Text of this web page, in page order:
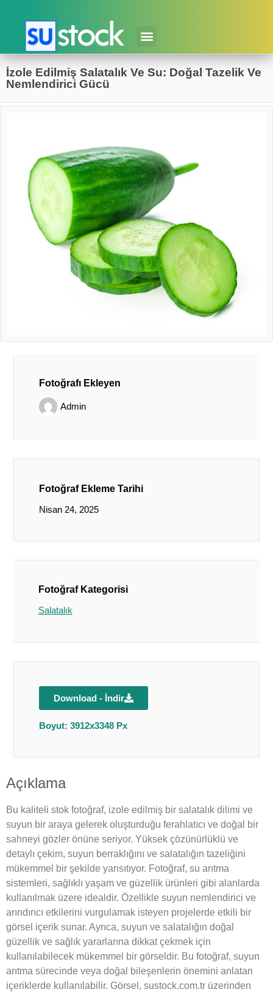
İzole Edilmiş Salatalık Ve Su: Doğal Tazelik Ve
Nemlendirici Gücü
Fotoğrafı Ekleyen
Admin
Fotoğraf Ekleme Tarihi
Nisan 24, 2025
Fotoğraf Kategorisi
Salatalık
Download - İndir
Boyut: 3912x3348 Px
Açıklama
Bu kaliteli stok fotoğraf, izole edilmiş bir salatalık dilimi ve
suyun bir araya gelerek oluşturduğu ferahlatıcı ve doğal bir
sahneyi gözler önüne seriyor. Yüksek çözünürlüklü ve
detaylı çekim, suyun berraklığını ve salatalığın tazeliğini
mükemmel bir şekilde yansıtıyor. Fotoğraf, su arıtma
sistemleri, sağlıklı yaşam ve güzellik ürünleri gibi alanlarda
kullanılmak üzere idealdir. Özellikle suyun nemlendirici ve
arındırıcı etkilerini vurgulamak isteyen projelerde etkili bir
görsel içerik sunar. Ayrıca, suyun ve salatalığın doğal
güzellik ve sağlık yararlarına dikkat çekmek için
kullanılabilecek mükemmel bir görseldir. Bu fotoğraf, suyun
arıtma sürecinde veya doğal bileşenlerin önemini anlatan
içeriklerde kullanılabilir. Görsel, sustock.com.tr üzerinden